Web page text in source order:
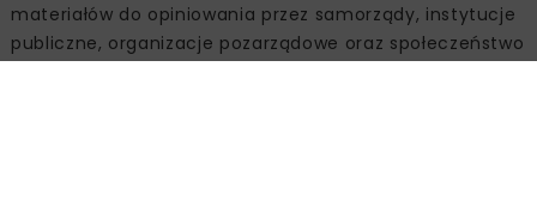
materiałów do opiniowania przez samorządy, instytucje
publiczne, organizacje pozarządowe oraz społeczeństwo